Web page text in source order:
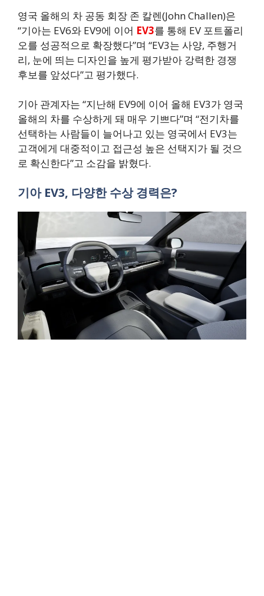
영국 올해의 차 공동 회장 존 칼렌(John Challen)은
“기아는 EV6와 EV9에 이어 EV3를 통해 EV 포트폴리
오를 성공적으로 확장했다”며 “EV3는 사양, 주행거
리, 눈에 띄는 디자인을 높게 평가받아 강력한 경쟁
후보를 앞섰다”고 평가했다.
기아 관계자는 “지난해 EV9에 이어 올해 EV3가 영국
올해의 차를 수상하게 돼 매우 기쁘다”며 “전기차를
선택하는 사람들이 늘어나고 있는 영국에서 EV3는
고객에게 대중적이고 접근성 높은 선택지가 될 것으
로 확신한다”고 소감을 밝혔다.
기아 EV3, 다양한 수상 경력은?